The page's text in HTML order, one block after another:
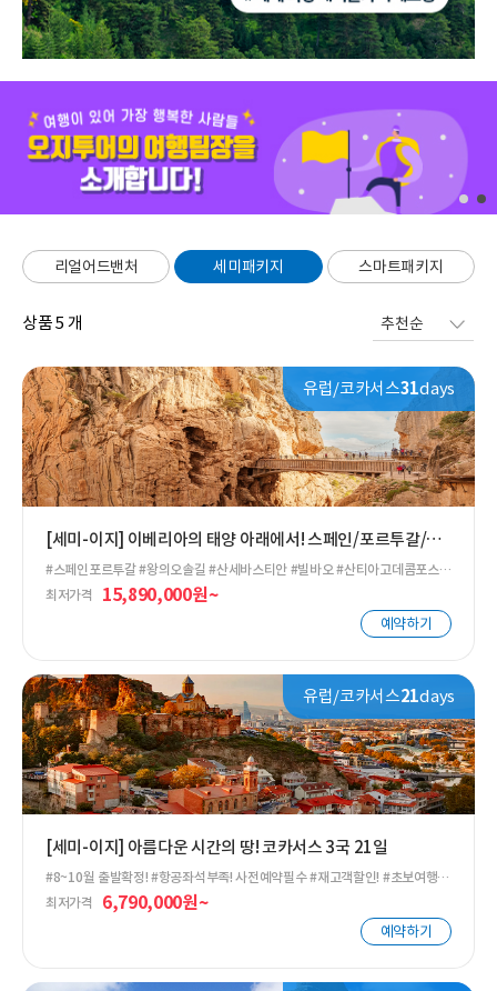
리얼어드밴처 세미패키지 스마트패키지
상품5 개
유럽/코카서스31days
[세미-이지] 이베리아의 태양 아래에서! 스페인/포르투갈/모
로코 3국 31일
#스페인포르투갈 #왕의오솔길 #산세바스티안 #빌바오 #산티아고데콤포스텔
라 #사하라사막 #스페인여행 #포르투갈여행 #모로코여행 #알함브라 #스페
인북부 #포르투 #파티마 #모로코 #마드리드 #스페인와이너리 #포트와인 #스
최저가격 15,890,000원~
예약하기
유럽/코카서스21days
[세미-이지] 아름다운 시간의 땅! 코카서스 3국 21일
#8~10월 출발확정! #항공좌석부족! 사전예약필수 #재고객할인! #초보여행자
추천여행! #부부/은퇴자선택여행지1위 #코카서스모객율1위 #트빌리시 #카
즈베기 #주타 #주타트래킹 #메스티아 #우쉬굴리 #바투미 #세반호수 #예레반
최저가격 6,790,000원~
예약하기